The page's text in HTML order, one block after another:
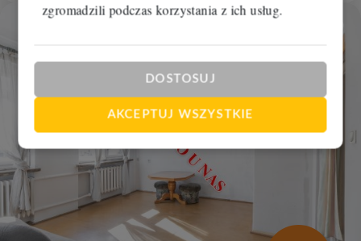
zgromadzili podczas korzystania z ich usług.
DOSTOSUJ
AKCEPTUJ WSZYSTKIE